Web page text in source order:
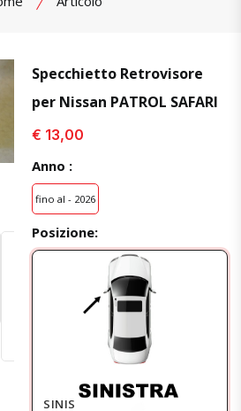
visualizza prodotto
Specchietto Retrovisore
per Nissan PATROL SAFARI
€ 13,00
Anno :
fino al - 2026
Posizione:
SINISTRO